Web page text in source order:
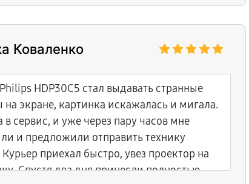
Коваленко
HDP30C5 стал выдавать странные
на экране, картинка искажалась и мигала.
в сервис, и уже через пару часов мне
и предложили отправить технику
приехал быстро, увез проектор на
Спустя два дня принесли полностью